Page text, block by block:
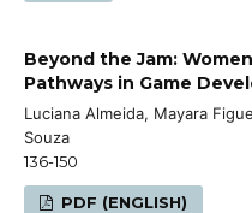
Beyond the Jam:
Pathways in Game
Luciana Almeida, Mayara
Souza
136-150
PDF (ENGLISH)